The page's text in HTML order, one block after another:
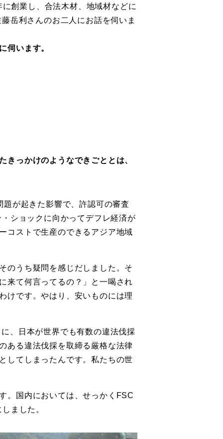
創業し、合法木材、地域材などに
岳利さんのお二人にお話を伺いま
伺います。
きっかけのようなできごととは、
が起きた影響で、許認可の審査
ショックに向かってデフレ経済が
コストで生産のできるアジア地域
のうち疑問を感じだしました。そ
来て何言ってるの？」と一喝され
けです。やはり、安いものには理
、日本が世界でも有数の違法伐採
ある違法伐採を取締る厳格な法律
してしまったんです。私たちの世
。国内においては、せっかくFSC
ました。